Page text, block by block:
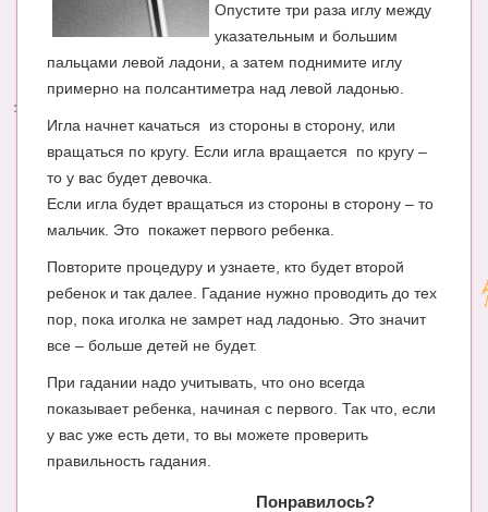
БЕРЕМЕННОСТЬ
Календарь беременности
МАМИНА БИБЛИОТЕКА
Имена. Святцы
Энциклопедия беременных
СЕРВИСЫ И ПРИЛОЖЕНИЯ
Приложения для Android
Полезные ссылки
Опустите три раза иглу между
указательным и большим
пальцами левой ладони, а затем поднимите иглу
примерно на полсантиметра над левой ладонью.
Игла начнет качаться из стороны в сторону, или
вращаться по кругу. Если игла вращается по кругу –
то у вас будет девочка.
Если игла будет вращаться из стороны в сторону – то
мальчик. Это покажет первого ребенка.
Повторите процедуру и узнаете, кто будет второй
ребенок и так далее. Гадание нужно проводить до тех
пор, пока иголка не замрет над ладонью. Это значит
все – больше детей не будет.
При гадании надо учитывать, что оно всегда
показывает ребенка, начиная с первого. Так что, если
у вас уже есть дети, то вы можете проверить
правильность гадания.
Понравилось?